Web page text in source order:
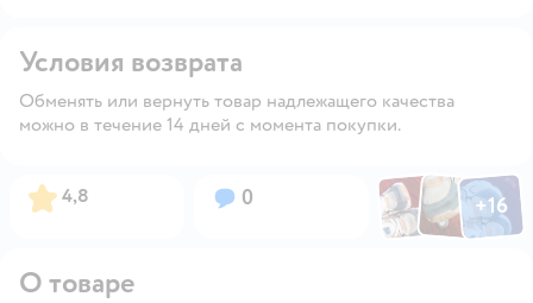
Условия возврата
Обменять или вернуть товар надлежащего качества
можно в течение 14 дней с момента покупки.
Рейтинг:
4,8 Вопросов:
0 ФотоФотоФото
+16
Открыть
О товаре